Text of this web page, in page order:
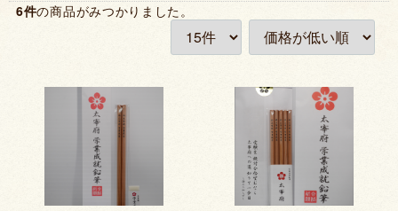
6件の商品がみつかりました。